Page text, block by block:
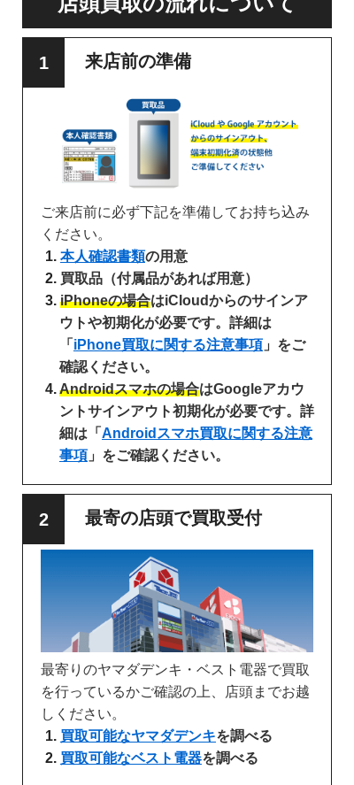
来店前の準備
ご来店前に必ず下記を準備してお持ち込み
ください。
本人確認書類の用意
買取品（付属品があれば用意）
iPhoneの場合はiCloudからのサインア
ウトや初期化が必要です。詳細は
「 iPhone買取に関する注意事項 」をご
確認ください。
Androidスマホの場合はGoogleアカウ
ントサインアウト初期化が必要です。詳
細は「 Androidスマホ買取に関する注意
事項 」をご確認ください。
最寄の店頭で買取受付
最寄りのヤマダデンキ・ベスト電器で買取
を行っているかご確認の上、店頭までお越
しください。
買取可能なヤマダデンキを調べる
買取可能なベスト電器を調べる